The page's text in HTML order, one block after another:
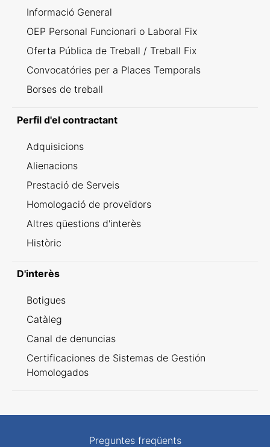
Informació General
OEP Personal Funcionari o Laboral Fix
Oferta Pública de Treball / Treball Fix
Convocatóries per a Places Temporals
Borses de treball
Perfil d'el contractant
Adquisicions
Alienacions
Prestació de Serveis
Homologació de proveïdors
Altres qüestions d'interès
Històric
D'interès
Botigues
Catàleg
Canal de denuncias
Certificaciones de Sistemas de Gestión
Homologados
Preguntes freqüents